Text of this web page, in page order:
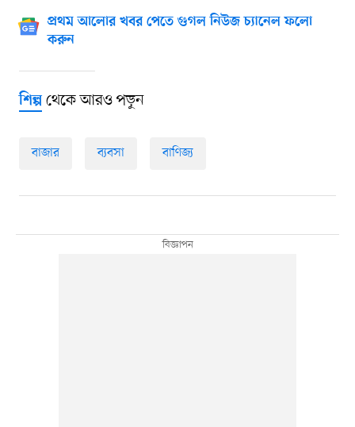
প্রথম আলোর খবর পেতে গুগল নিউজ চ্যানেল ফলো
করুন
শিল্পথেকে আরও পড়ুন
বাজার ব্যবসা বাণিজ্য